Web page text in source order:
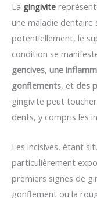
La gingivite
une maladie dentaire
potentiellement, le
condition se
gencives, une
gonflements, et des
gingivite peut
dents, y compris les
Les incisives, étant
particulièrement
premiers signes de
gonflement ou la